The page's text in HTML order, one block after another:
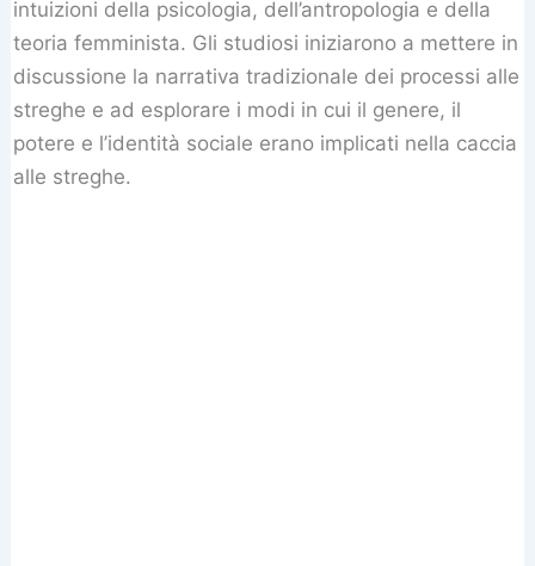
intuizioni della psicologia, dell’antropologia e della
teoria femminista. Gli studiosi iniziarono a mettere in
discussione la narrativa tradizionale dei processi alle
streghe e ad esplorare i modi in cui il genere, il
potere e l’identità sociale erano implicati nella caccia
alle streghe.